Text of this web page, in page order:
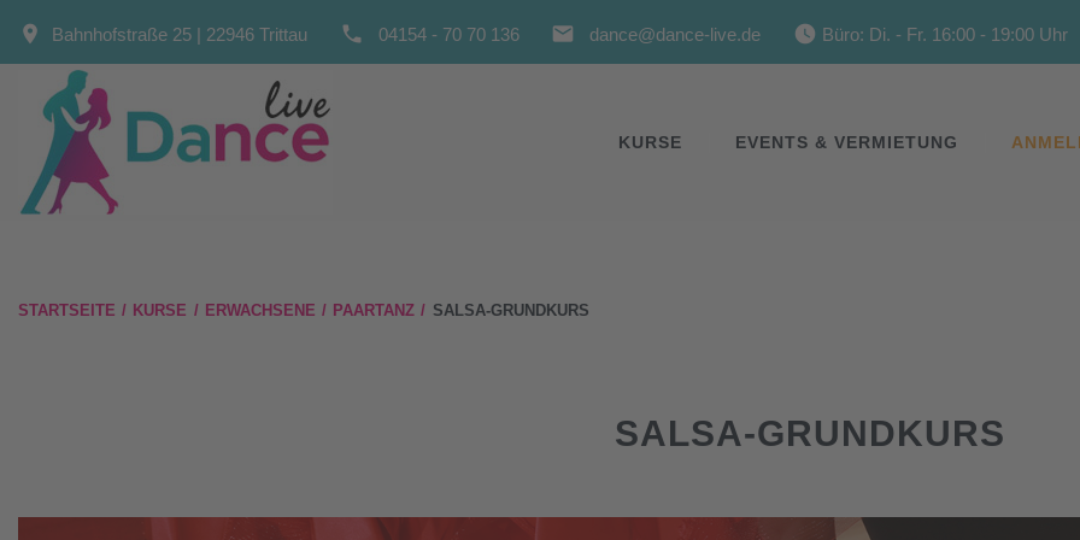
content
place Bahnhofstraße 25 | 22946 Trittau local_phone 04154 - 70 70 136 email dance@dance-live.de watch_later Büro: Di. - Fr. 16:00 - 19:00 Uhr
KURSE EVENTS & VERMIETUNG
STARTSEITE / KURSE / ERWACHSENE / PAARTANZ / SALSA-GRUNDKURS
SALSA-GRUNDKURS